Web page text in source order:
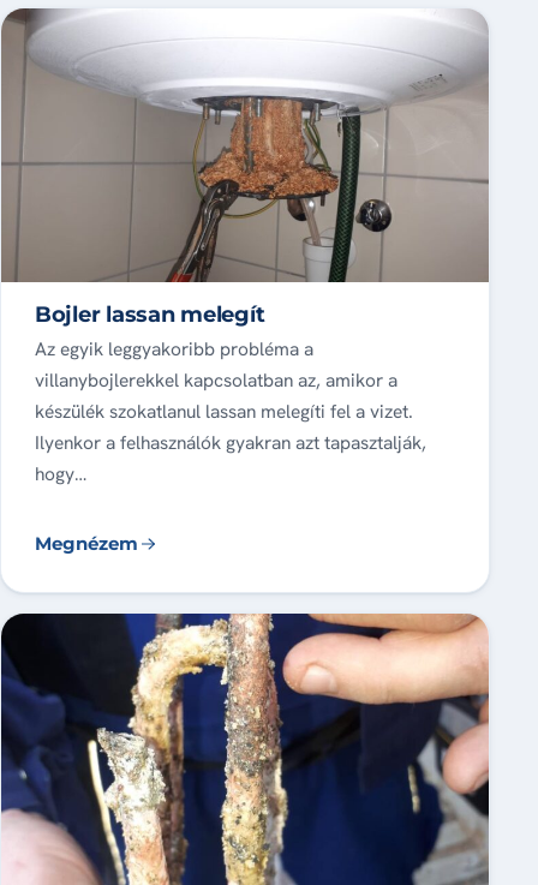
Bojler lassan melegít
Az egyik leggyakoribb probléma a
villanybojlerekkel kapcsolatban az, amikor a
készülék szokatlanul lassan melegíti fel a vizet.
Ilyenkor a felhasználók gyakran azt tapasztalják,
hogy…
Megnézem